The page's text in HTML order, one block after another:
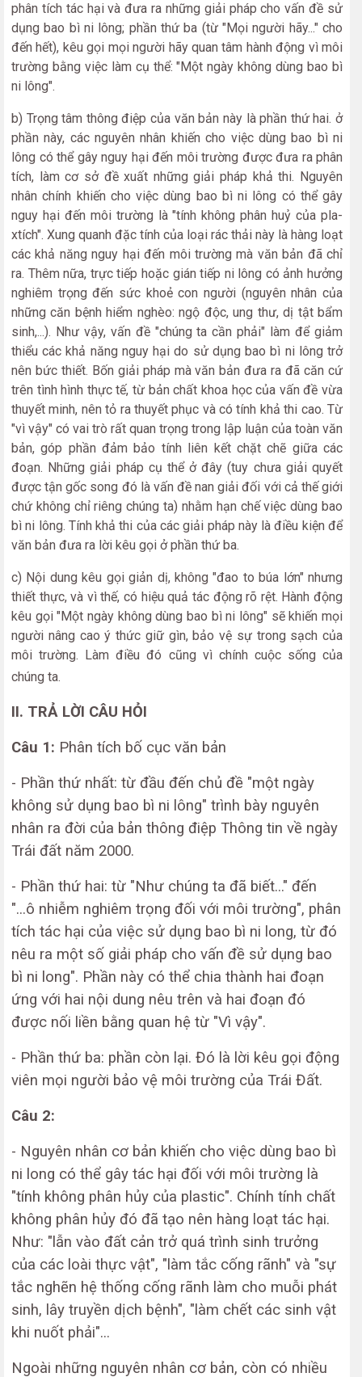
phân tích tác hại và đưa ra những giải pháp cho vấn đề sử
dụng bao bì ni lông; phần thứ ba (từ "Mọi người hãy..." cho
đến hết), kêu gọi mọi người hãy quan tâm hành động vì môi
trường bằng việc làm cụ thể: "Một ngày không dùng bao bì
ni lông".
b) Trọng tâm thông điệp của văn bản này là phần thứ hai. ở
phần này, các nguyên nhân khiến cho việc dùng bao bì ni
lông có thể gây nguy hại đến môi trường được đưa ra phân
tích, làm cơ sở đề xuất những giải pháp khả thi. Nguyên
nhân chính khiến cho việc dùng bao bì ni lông có thể gây
nguy hại đến môi trường là "tính không phân huỷ của pla-
xtích". Xung quanh đặc tính của loại rác thải này là hàng loạt
các khả năng nguy hại đến môi trường mà văn bản đã chỉ
ra. Thêm nữa, trực tiếp hoặc gián tiếp ni lông có ảnh hưởng
nghiêm trọng đến sức khoẻ con người (nguyên nhân của
những căn bệnh hiểm nghèo: ngộ độc, ung thư, dị tật bẩm
sinh,...). Như vậy, vấn đề "chúng ta cần phải" làm để giảm
thiểu các khả năng nguy hại do sử dụng bao bì ni lông trở
nên bức thiết. Bốn giải pháp mà văn bản đưa ra đã căn cứ
trên tình hình thực tế, từ bản chất khoa học của vấn đề vừa
thuyết minh, nên tỏ ra thuyết phục và có tính khả thi cao. Từ
"vì vậy" có vai trò rất quan trọng trong lập luận của toàn văn
bản, góp phần đảm bảo tính liên kết chặt chẽ giữa các
đoạn. Những giải pháp cụ thể ở đây (tuy chưa giải quyết
được tận gốc song đó là vấn đề nan giải đối với cả thế giới
chứ không chỉ riêng chúng ta) nhằm hạn chế việc dùng bao
bì ni lông. Tính khả thi của các giải pháp này là điều kiện để
văn bản đưa ra lời kêu gọi ở phần thứ ba.
c) Nội dung kêu gọi giản dị, không "đao to búa lớn" nhưng
thiết thực, và vì thế, có hiệu quả tác động rõ rệt. Hành động
kêu gọi "Một ngày không dùng bao bì ni lông" sẽ khiến mọi
người nâng cao ý thức giữ gìn, bảo vệ sự trong sạch của
môi trường. Làm điều đó cũng vì chính cuộc sống của
chúng ta.
II. TRẢ LỜI CÂU HỎI
Câu 1: Phân tích bố cục văn bản
- Phần thứ nhất: từ đầu đến chủ đề "một ngày
không sử dụng bao bì ni lông" trình bày nguyên
nhân ra đời của bản thông điệp Thông tin về ngày
Trái đất năm 2000.
- Phần thứ hai: từ "Như chúng ta đã biết..." đến
"...ô nhiễm nghiêm trọng đối với môi trường", phân
tích tác hại của việc sử dụng bao bì ni long, từ đó
nêu ra một số giải pháp cho vấn đề sử dụng bao
bì ni long". Phần này có thể chia thành hai đoạn
ứng với hai nội dung nêu trên và hai đoạn đó
được nối liền bằng quan hệ từ "Vì vậy".
- Phần thứ ba: phần còn lại. Đó là lời kêu gọi động
viên mọi người bảo vệ môi trường của Trái Đất.
Câu 2:
- Nguyên nhân cơ bản khiến cho việc dùng bao bì
ni long có thể gây tác hại đối với môi trường là
"tính không phân hủy của plastic". Chính tính chất
không phân hủy đó đã tạo nên hàng loạt tác hại.
Như: "lẫn vào đất cản trở quá trình sinh trưởng
của các loài thực vật", "làm tắc cống rãnh" và "sự
tắc nghẽn hệ thống cống rãnh làm cho muỗi phát
sinh, lây truyền dịch bệnh", "làm chết các sinh vật
khi nuốt phải"...
Ngoài những nguyên nhân cơ bản, còn có nhiều